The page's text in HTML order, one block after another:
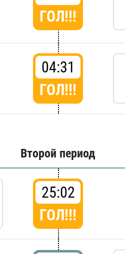
ГОЛ!!!
04:31
ГОЛ!!!
Второй период
25:02
ГОЛ!!!